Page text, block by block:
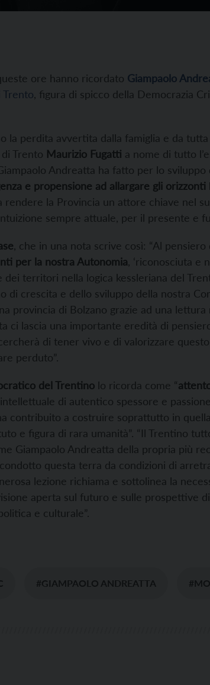
ore hanno ricordato Giampaolo
Trento, figura di spicco della Democrazia
la perdita avvertita dalla famiglia e da
Trento Maurizio Fugatti a nome di tutto
Andreatta ha fatto per lo sviluppo
e propensione ad allargare gli orizzonti
rendere la Provincia un attore chiave nel
sempre attuale, per il presente e
, che in una nota scrive così: “Al
per la nostra Autonomia, ‘riconosciuta e
dei territori nella logica kessleriana del
di crescita e dello sviluppo della nostra
provincia di Bolzano grazie ad una lettura
ci lascia una importante eredità di
di tener vivo e di valorizzare
perduto”.
del Trentino lo ricorda come “
di autentico spessore e
contribuito a costruire soprattutto in
e figura di rara umanità”. “Il Trentino
Giampaolo Andreatta della propria più
questa terra da condizioni di
lezione richiama e sottolinea la
aperta sul futuro e sulle prospettive
e culturale”.
#GIAMPAOLO ANDREATTA